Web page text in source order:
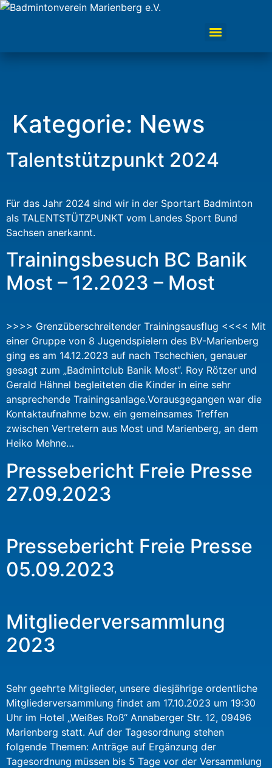
Kategorie: News
Talentstützpunkt 2024
Für das Jahr 2024 sind wir in der Sportart Badminton
als TALENTSTÜTZPUNKT vom Landes Sport Bund
Sachsen anerkannt.
Trainingsbesuch BC Banik
Most – 12.2023 – Most
>>>> Grenzüberschreitender Trainingsausflug <<<< Mit
einer Gruppe von 8 Jugendspielern des BV-Marienberg
ging es am 14.12.2023 auf nach Tschechien, genauer
gesagt zum „Badmintclub Banik Most“. Roy Rötzer und
Gerald Hähnel begleiteten die Kinder in eine sehr
ansprechende Trainingsanlage.Vorausgegangen war die
Kontaktaufnahme bzw. ein gemeinsames Treffen
zwischen Vertretern aus Most und Marienberg, an dem
Heiko Mehne…
Pressebericht Freie Presse
27.09.2023
Pressebericht Freie Presse
05.09.2023
Mitgliederversammlung
2023
Sehr geehrte Mitglieder, unsere diesjährige ordentliche
Mitgliederversammlung findet am 17.10.2023 um 19:30
Uhr im Hotel „Weißes Roß“ Annaberger Str. 12, 09496
Marienberg statt. Auf der Tagesordnung stehen
folgende Themen: Anträge auf Ergänzung der
Tagesordnung müssen bis 5 Tage vor der Versammlung